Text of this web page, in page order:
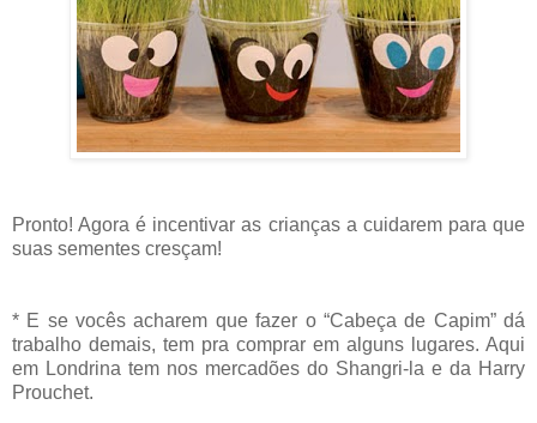
Pronto! Agora é incentivar as crianças a cuidarem para que
suas sementes cresçam!
* E se vocês acharem que fazer o “Cabeça de Capim” dá
trabalho demais, tem pra comprar em alguns lugares. Aqui
em Londrina tem nos mercadões do Shangri-la e da Harry
Prouchet.